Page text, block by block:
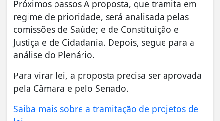
Próximos passos A proposta, que tramita em
regime de prioridade, será analisada pelas
comissões de Saúde; e de Constituição e
Justiça e de Cidadania. Depois, segue para a
análise do Plenário.
Para virar lei, a proposta precisa ser aprovada
pela Câmara e pelo Senado.
Saiba mais sobre a tramitação de projetos de